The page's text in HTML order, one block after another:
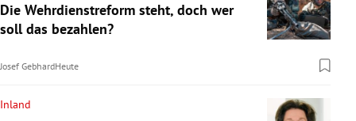
Die Wehrdienstreform steht, doch wer
soll das bezahlen?
Josef GebhardHeute
Inland